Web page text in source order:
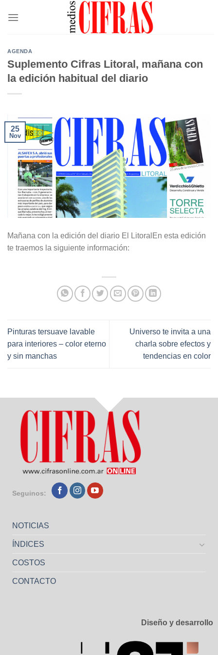
AGENDA
Suplemento Cifras Litoral, mañana con
la edición habitual del diario
25
Nov
Mañana con la edición del diario El LitoralEn esta edición
te traemos la siguiente información:
Pinturas tersuave lavable
para interiores – color eterno
y sin manchas
Universo te invita a una
charla sobre efectos y
tendencias en color
Seguinos:
NOTICIAS
ÍNDICES
COSTOS
CONTACTO
Diseño y desarrollo